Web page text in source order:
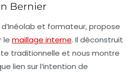
Bernier
et formateur, propose
le maillage interne. Il déconstruit
traditionnelle et nous montre
lien sur l’intention de